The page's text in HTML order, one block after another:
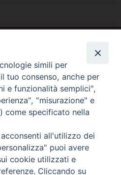
Piazza Duomo
81057 TEANO (CE)
simili per
tuo consenso, anche per
e funzionalità semplici",
"misurazione" e
come specificato nella
all'utilizzo dei
puoi avere
cookie utilizzati e
Cliccando su